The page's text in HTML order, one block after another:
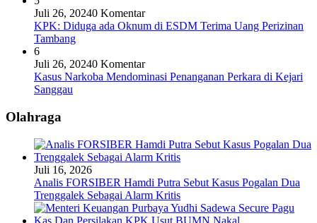
Juli 26, 20240 Komentar
KPK: Diduga ada Oknum di ESDM Terima Uang Perizinan
Tambang
6
Juli 26, 20240 Komentar
Kasus Narkoba Mendominasi Penanganan Perkara di Kejari
Sanggau
Olahraga
Juli 16, 2026
Analis FORSIBER Hamdi Putra Sebut Kasus Pogalan Dua
Trenggalek Sebagai Alarm Kritis